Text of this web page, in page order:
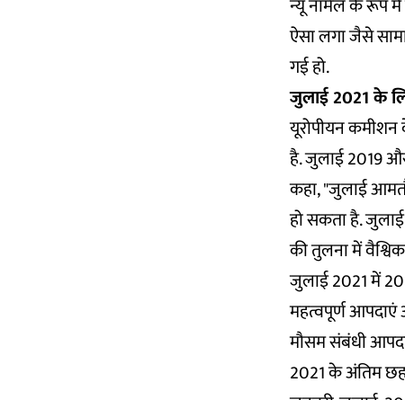
न्यू नार्मल के रूप
ऐसा लगा जैसे
गई हो.
जुलाई 2021 के
यूरोपीयन कमीशन
है. जुलाई 2019
कहा, "जुलाई
हो सकता है.
की तुलना में
जुलाई 2021 में
महत्वपूर्ण
मौसम संबंधी
2021 के अंतिम